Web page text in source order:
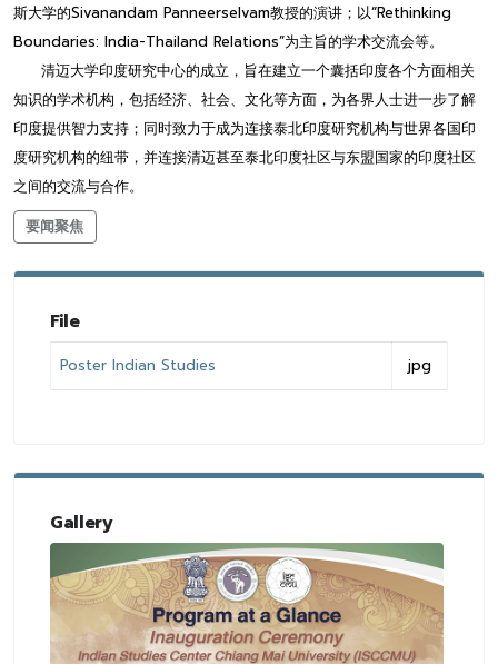
斯大学的Sivanandam Panneerselvam教授的演讲；以“Rethinking
Boundaries: India-Thailand Relations”为主旨的学术交流会等。
清迈大学印度研究中心的成立，旨在建立一个囊括印度各个方面相关
知识的学术机构，包括经济、社会、文化等方面，为各界人士进一步了解
印度提供智力支持；同时致力于成为连接泰北印度研究机构与世界各国印
度研究机构的纽带，并连接清迈甚至泰北印度社区与东盟国家的印度社区
之间的交流与合作。
要闻聚焦
File
Poster Indian Studies jpg
Gallery